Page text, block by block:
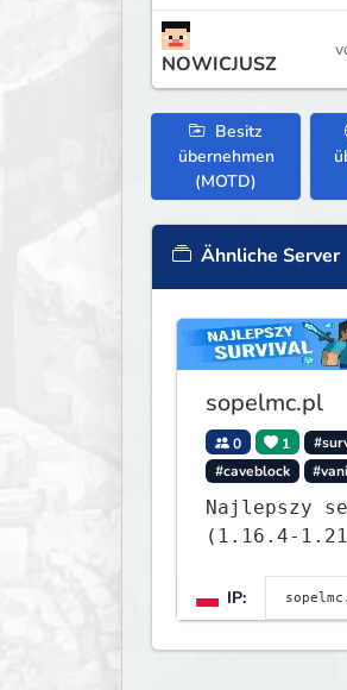
NOWICJUSZ
Besitz
übernehmen
(MOTD)
Ähnliche Server
sopelmc.pl
0 1
#caveblock
Najlepszy
(1.16.4-
IP: